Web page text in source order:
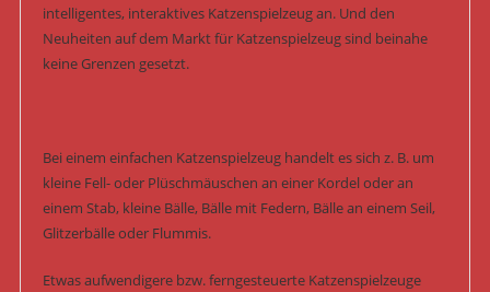
intelligentes, interaktives Katzenspielzeug an. Und den
Neuheiten auf dem Markt für Katzenspielzeug sind beinahe
keine Grenzen gesetzt.
Bei einem einfachen Katzenspielzeug handelt es sich z. B. um
kleine Fell- oder Plüschmäuschen an einer Kordel oder an
einem Stab, kleine Bälle, Bälle mit Federn, Bälle an einem Seil,
Glitzerbälle oder Flummis.
Etwas aufwendigere bzw. ferngesteuerte Katzenspielzeuge